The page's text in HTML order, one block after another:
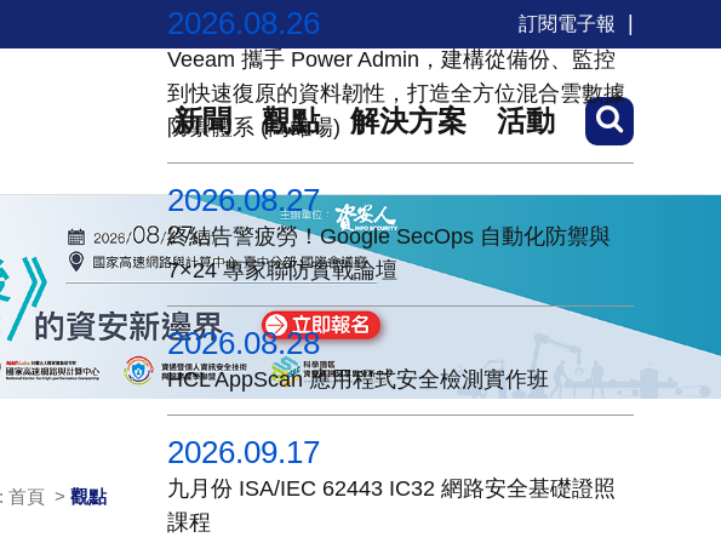
訂閱電子報
新聞 觀點 解決方案 活動
首頁 > 觀點
2026.08.26
Veeam 攜手 Power Admin，建構從備份、監控
到快速復原的資料韌性，打造全方位混合雲數據
防禦體系 (高雄場)
2026.08.27
終結告警疲勞！Google SecOps 自動化防禦與
7×24 專家聯防實戰論壇
2026.08.28
HCL AppScan 應用程式安全檢測實作班
2026.09.17
九月份 ISA/IEC 62443 IC32 網路安全基礎證照
課程